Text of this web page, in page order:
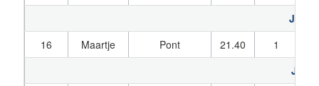
16
Maartje Pont 21.40 1